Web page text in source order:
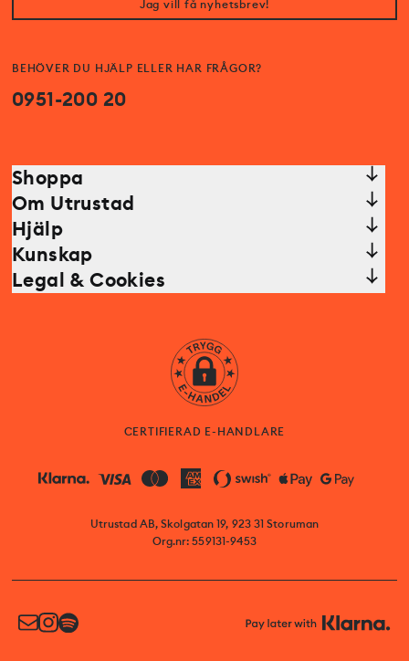
BEHÖVER DU HJÄLP ELLER HAR FRÅGOR?
0951-200 20
Jag vill få nyhetsbrev!
Shoppa
Om Utrustad
Hjälp
Kunskap
Legal & Cookies
CERTIFIERAD E-HANDLARE
Utrustad AB, Skolgatan 19, 923 31 Storuman
Org.nr: 559131-9453